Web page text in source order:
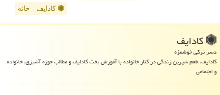
کادایف - خانه
كادایف
دسر ترکی خوشمزه
کادایف، طعم شیرین زندگی در کنار خانواده با آموزش پخت کادایف و مطالب حوزه آشپزی، خانواده
و اجتماعی